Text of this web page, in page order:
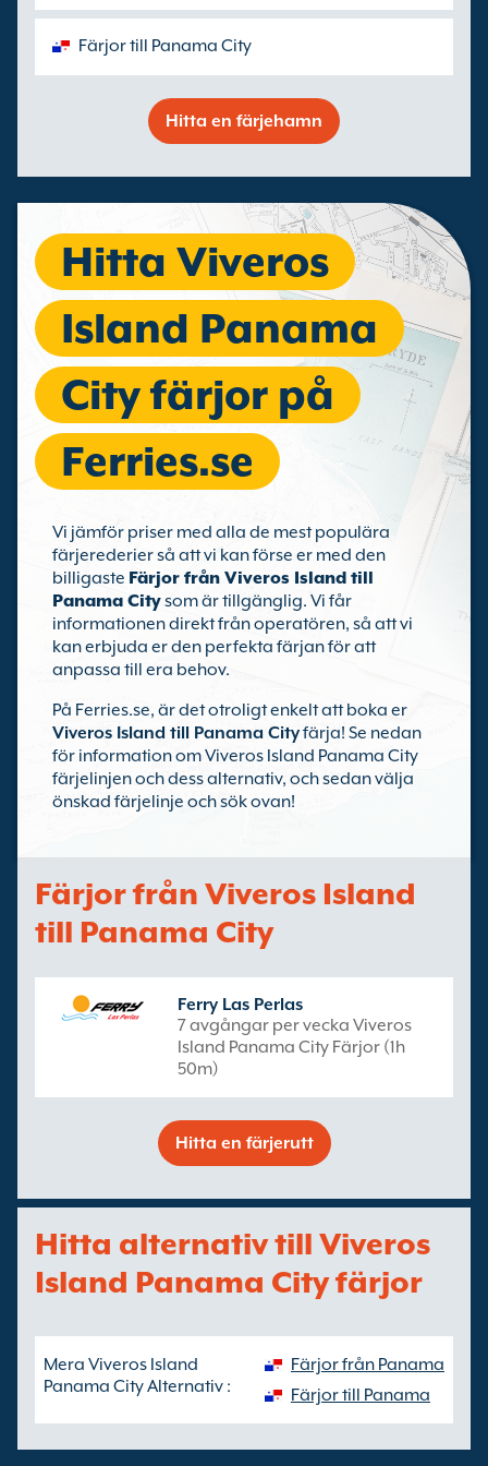
Färjor till Panama City
Hitta en färjehamn
Hitta Viveros
Island Panama
City färjor på
Ferries.se
Vi jämför priser med alla de mest populära
färjerederier så att vi kan förse er med den
billigaste Färjor från Viveros Island till
Panama Citysom är tillgänglig. Vi får
informationen direkt från operatören, så att vi
kan erbjuda er den perfekta färjan för att
anpassa till era behov.
På Ferries.se, är det otroligt enkelt att boka er
Viveros Island till Panama Cityfärja! Se nedan
för information om Viveros Island Panama City
färjelinjen och dess alternativ, och sedan välja
önskad färjelinje och sök ovan!
Färjor från Viveros Island
till Panama City
Ferry Las Perlas
7 avgångar per vecka Viveros
Island Panama City Färjor (1h
50m)
Hitta en färjerutt
Hitta alternativ till Viveros
Island Panama City färjor
Mera Viveros Island
Panama City Alternativ :
Färjor från Panama
Färjor till Panama